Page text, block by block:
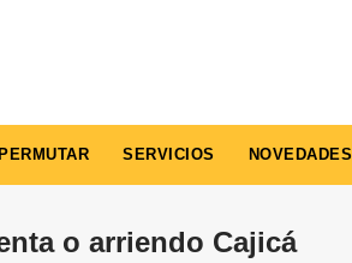
PERMUTAR SERVICIOS NOVEDADES
o arriendo Cajicá